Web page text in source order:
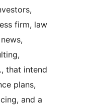
firm, law
that intend
plans,
and a